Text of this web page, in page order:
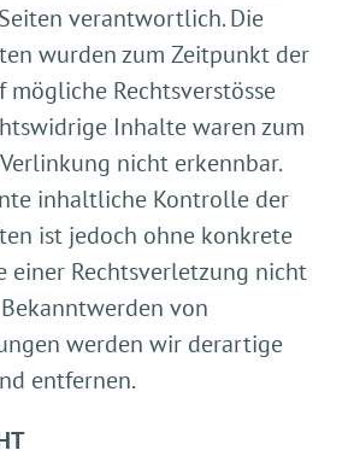
verantwortlich. Die
wurden zum Zeitpunkt der
mögliche Rechtsverstösse
Inhalte waren zum
nicht erkennbar.
inhaltliche Kontrolle der
ist jedoch ohne konkrete
einer Rechtsverletzung nicht
von
werden wir derartige
entfernen.